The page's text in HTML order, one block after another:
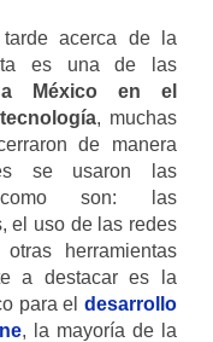
acerca de la
es una de las
a México en el
, muchas
de manera
se usaron las
como son: las
el uso de las redes
herramientas
a destacar es la
para el desarrollo
, la mayoría de la